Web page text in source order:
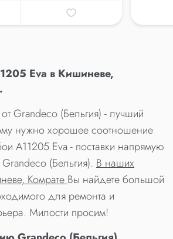
Eva в Кишиневе,
Grandeco (Бельгия) - лучший
нужно хорошее соотношение
A11205 Eva - поставки напрямую
(Бельгия). В наших
КомратеВы найдете большой
для ремонта и
Милости просим!